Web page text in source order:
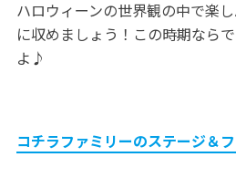
ハロウィーンの世界観の中で楽
に収めましょう！この時期なら
よ♪
コチラファミリーのステージ＆